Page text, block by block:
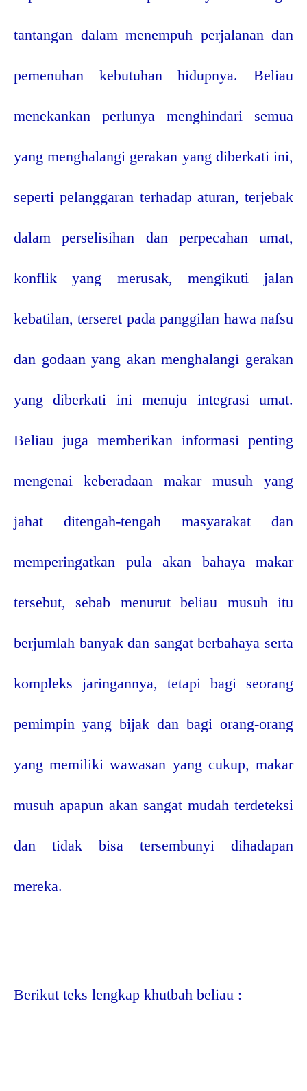
tantangan dalam menempuh perjalanan dan
pemenuhan kebutuhan hidupnya. Beliau
menekankan perlunya menghindari semua
yang menghalangi gerakan yang diberkati ini,
seperti pelanggaran terhadap aturan, terjebak
dalam perselisihan dan perpecahan umat,
konflik yang merusak, mengikuti jalan
kebatilan, terseret pada panggilan hawa nafsu
dan godaan yang akan menghalangi gerakan
yang diberkati ini menuju integrasi umat.
Beliau juga memberikan informasi penting
mengenai keberadaan makar musuh yang
jahat ditengah-tengah masyarakat dan
memperingatkan pula akan bahaya makar
tersebut, sebab menurut beliau musuh itu
berjumlah banyak dan sangat berbahaya serta
kompleks jaringannya, tetapi bagi seorang
pemimpin yang bijak dan bagi orang-orang
yang memiliki wawasan yang cukup, makar
musuh apapun akan sangat mudah terdeteksi
dan tidak bisa tersembunyi dihadapan
mereka.
Berikut teks lengkap khutbah beliau :